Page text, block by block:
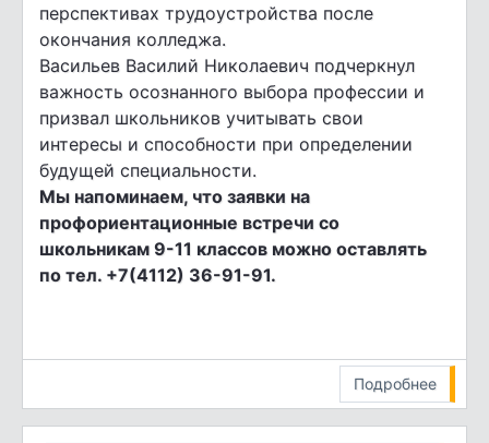
перспективах трудоустройства после
окончания колледжа.
Васильев Василий Николаевич подчеркнул
важность осознанного выбора профессии и
призвал школьников учитывать свои
интересы и способности при определении
будущей специальности.
Мы напоминаем, что заявки на
профориентационные встречи со
школьникам 9-11 классов можно оставлять
по тел. +7(4112) 36-91-91.
Подробнее